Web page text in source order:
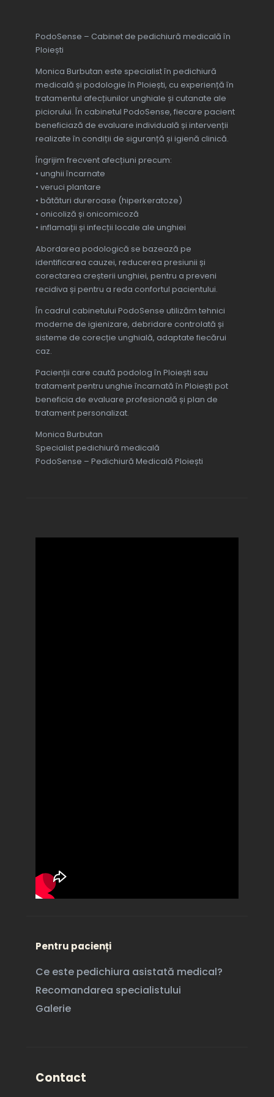
Monica, ea are cele mai bune
PodoSense – Cabinet de pedichiură medicală în
Ploiești
Monica Burbutan este specialist în pedichiură
medicală și podologie în Ploiești, cu experiență în
tratamentul afecțiunilor unghiale și cutanate ale
piciorului. În cabinetul PodoSense, fiecare pacient
beneficiază de evaluare individuală și intervenții
realizate în condiții de siguranță și igienă clinică.
Îngrijim frecvent afecțiuni precum:
• unghii încarnate
• veruci plantare
• bătături dureroase (hiperkeratoze)
• onicoliză și onicomicoză
• inflamații și infecții locale ale unghiei
Abordarea podologică se bazează pe
identificarea cauzei, reducerea presiunii și
corectarea creșterii unghiei, pentru a preveni
recidiva și pentru a reda confortul pacientului.
În cadrul cabinetului PodoSense utilizăm tehnici
moderne de igienizare, debridare controlată și
sisteme de corecție unghială, adaptate fiecărui
caz.
Pacienții care caută podolog în Ploiești sau
tratament pentru unghie încarnată în Ploiești pot
beneficia de evaluare profesională și plan de
tratament personalizat.
Monica Burbutan
Specialist pedichiură medicală
PodoSense – Pedichiură Medicală Ploiești
Pentru pacienți
Ce este pedichiura asistată medical?
Recomandarea specialistului
Galerie
Contact